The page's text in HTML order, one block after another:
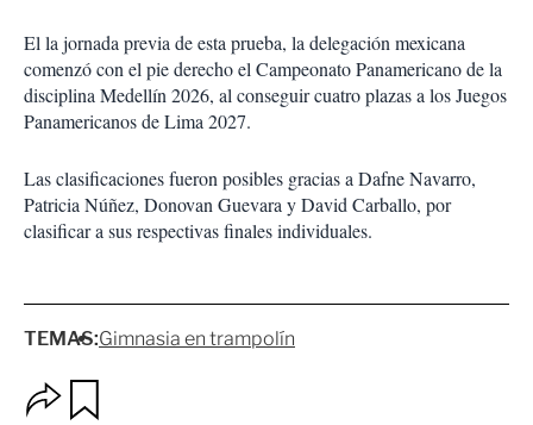
El la jornada previa de esta prueba, la delegación mexicana
comenzó con el pie derecho el Campeonato Panamericano de la
disciplina Medellín 2026, al conseguir cuatro plazas a los Juegos
Panamericanos de Lima 2027.
Las clasificaciones fueron posibles gracias a Dafne Navarro,
Patricia Núñez, Donovan Guevara y David Carballo, por
clasificar a sus respectivas finales individuales.
TEMAS:Gimnasia en trampolín